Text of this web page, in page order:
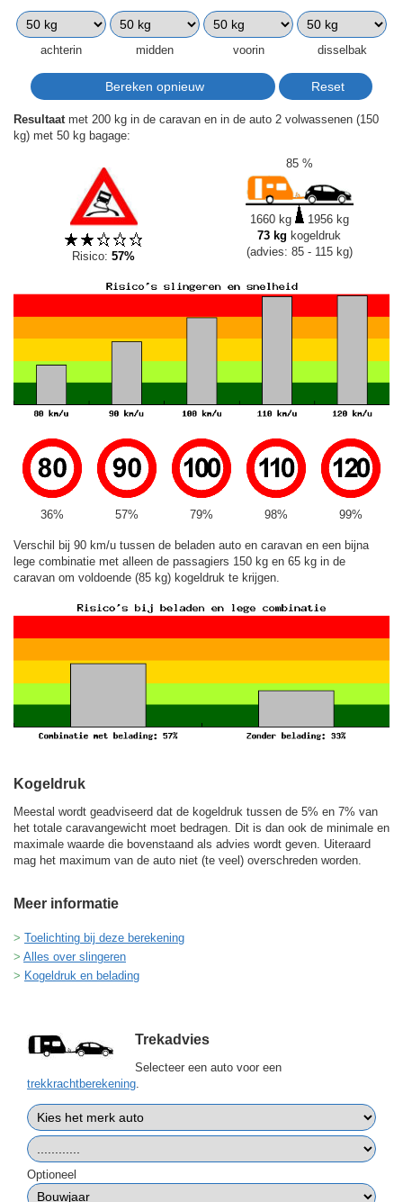
achterin midden voorin disselbak
Resultaat met 200 kg in de caravan en in de auto 2 volwassenen (150
kg) met 50 kg bagage:
Risico:57%
85 %
1660 kg
1956 kg
73 kg kogeldruk
(advies: 85 - 115 kg)
36% 57% 79% 98% 99%
Verschil bij 90 km/u tussen de beladen auto en caravan en een bijna
lege combinatie met alleen de passagiers 150 kg en 65 kg in de
caravan om voldoende (85 kg) kogeldruk te krijgen.
Kogeldruk
Meestal wordt geadviseerd dat de kogeldruk tussen de 5% en 7% van
het totale caravangewicht moet bedragen. Dit is dan ook de minimale en
maximale waarde die bovenstaand als advies wordt geven. Uiteraard
mag het maximum van de auto niet (te veel) overschreden worden.
Meer informatie
Toelichting bij deze berekening
Alles over slingeren
Kogeldruk en belading
Trekadvies
Selecteer een auto voor een
trekkrachtberekening
Optioneel